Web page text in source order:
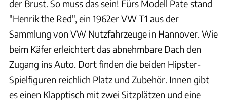
der Brust. So muss das sein! Fürs Modell Pate stand
"Henrik the Red", ein 1962er VW T1 aus der
Sammlung von VW Nutzfahrzeuge in Hannover. Wie
beim Käfer erleichtert das abnehmbare Dach den
Zugang ins Auto. Dort finden die beiden Hipster-
Spielfiguren reichlich Platz und Zubehör. Innen gibt
es einen Klapptisch mit zwei Sitzplätzen und eine